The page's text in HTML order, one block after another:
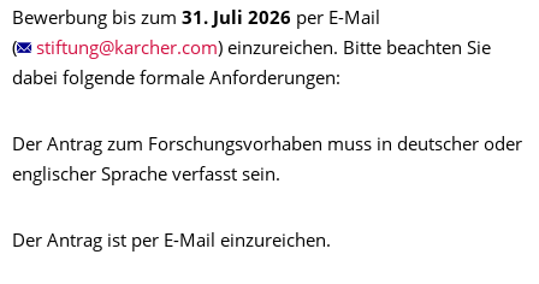
Bewerbung bis zum 31. Juli 2026 per E-Mail
(
) einzureichen. Bitte beachten Sie
dabei folgende formale Anforderungen:
Der Antrag zum Forschungsvorhaben muss in deutscher oder
englischer Sprache verfasst sein.
Der Antrag ist per E-Mail einzureichen.